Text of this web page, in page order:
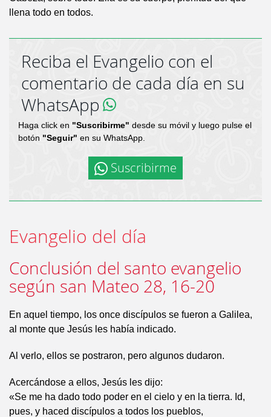
llena todo en todos.
Reciba el Evangelio con el
comentario de cada día en su
WhatsApp
Haga click en "Suscribirme" desde su móvil y luego pulse el
botón "Seguir" en su WhatsApp.
Suscribirme
Evangelio del día
Conclusión del santo evangelio
según san Mateo 28, 16-20
En aquel tiempo, los once discípulos se fueron a Galilea,
al monte que Jesús les había indicado.
Al verlo, ellos se postraron, pero algunos dudaron.
Acercándose a ellos, Jesús les dijo:
«Se me ha dado todo poder en el cielo y en la tierra. Id,
pues, y haced discípulos a todos los pueblos,